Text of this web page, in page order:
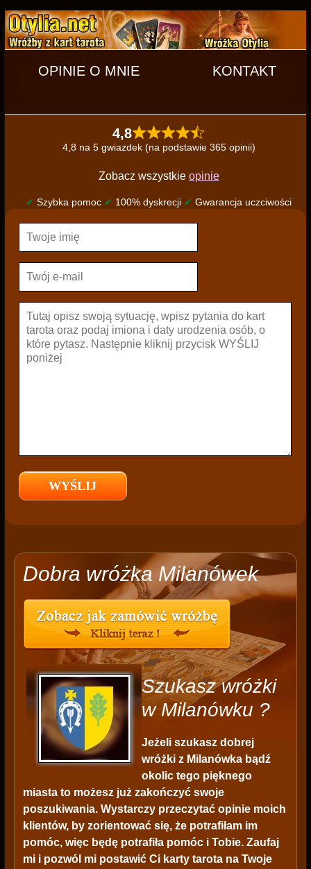
OPINIE O MNIE KONTAKT
4,8
4,8 na 5 gwiazdek (na podstawie 365 opinii)
Zobacz wszystkie opinie
✔ Szybka pomoc ✔ 100% dyskrecji ✔ Gwarancja uczciwości
Dobra wróżka Milanówek
Szukasz wróżki
w Milanówku ?
Jeżeli szukasz dobrej
wróżki z Milanówka bądź
okolic tego pięknego
miasta to możesz już zakończyć swoje
poszukiwania. Wystarczy przeczytać opinie moich
klientów, by zorientować się, że potrafiłam im
pomóc, więc będę potrafiła pomóc i Tobie. Zaufaj
mi i pozwól mi postawić Ci karty tarota na Twoje